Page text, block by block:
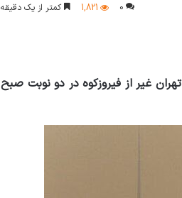
0
1,821 کمتر از یک دقیقه
غیر از فیروزکوه در دو نوبت صبح